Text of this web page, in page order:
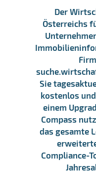
Der
Österreichs
Sie
kostenlos
einem
Compass
das gesamte
Compliance-